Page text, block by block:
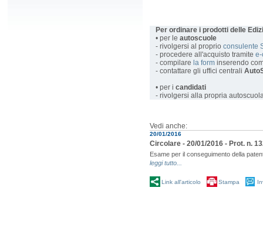
Per ordinare i prodotti delle
• per le autoscuole
- rivolgersi al proprio consulente
- procedere all'acquisto tramite e-
- compilare la form inserendo
- contattare gli uffici centrali
• per i candidati
- rivolgersi alla propria
Vedi anche:
20/01/2016
Circolare - 20/01/2016 - Prot. n.
Esame per il conseguimento della
leggi tutto...
Link all'articolo Stampa